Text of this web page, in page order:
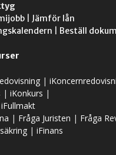
Jämför lån
Beställ
|
| iKonkurs |
iFullmakt
| Fråga Juristen | Fråga
| iFinans